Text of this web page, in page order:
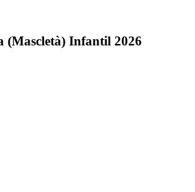
(Mascletà) Infantil 2026